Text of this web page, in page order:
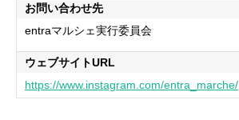
お問い合わせ先
entraマルシェ実行委員会
ウェブサイトURL
https://www.instagram.com/entra_marche/